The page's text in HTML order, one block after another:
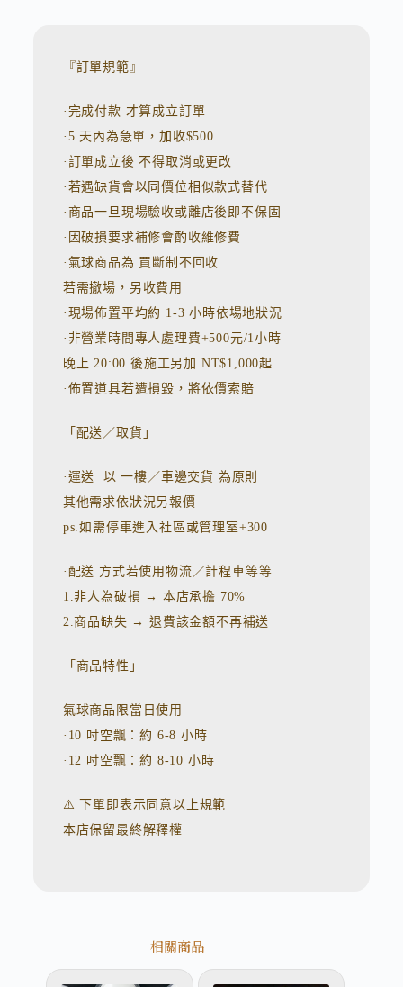
『訂單規範』
·完成付款 才算成立訂單
·5 天內為急單，加收$500
·訂單成立後 不得取消或更改
·若遇缺貨會以同價位相似款式替代
·商品一旦現場驗收或離店後即不保固
·因破損要求補修會酌收維修費
·氣球商品為 買斷制不回收
若需撤場，另收費用
·現場佈置平均約 1-3 小時依場地狀況
·非營業時間專人處理費+500元/1小時
晚上 20:00 後施工另加 NT$1,000起
·佈置道具若遭損毀，將依價索賠
「配送／取貨」
·運送 以 一樓／車邊交貨 為原則
其他需求依狀況另報價
ps.如需停車進入社區或管理室+300
·配送 方式若使用物流／計程車等等
1.非人為破損 → 本店承擔 70%
2.商品缺失 → 退費該金額不再補送
「商品特性」
氣球商品限當日使用
·10 吋空飄：約 6-8 小時
·12 吋空飄：約 8-10 小時
⚠️ 下單即表示同意以上規範
本店保留最終解釋權
相關商品